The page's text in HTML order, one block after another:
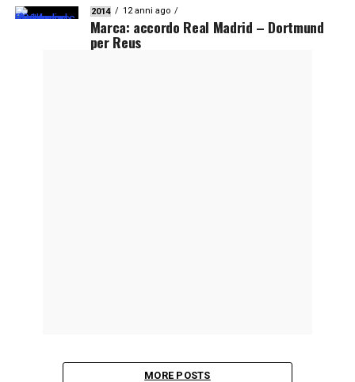
2014 12 anni ago
Marca: accordo Real Madrid – Dortmund
per Reus
MORE POSTS